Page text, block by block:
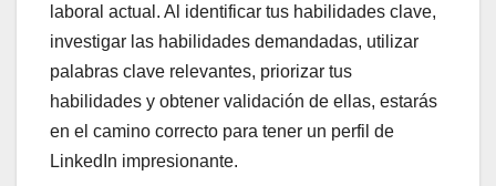
laboral actual. Al identificar tus habilidades clave,
investigar las habilidades demandadas, utilizar
palabras clave relevantes, priorizar tus
habilidades y obtener validación de ellas, estarás
en el camino correcto para tener un perfil de
LinkedIn impresionante.